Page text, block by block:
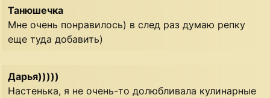
Танюшечка
Мне очень понравилось) в след раз думаю репку
еще туда добавить)
Дарья)))))
Настенька, я не очень-то долюбливала кулинарные